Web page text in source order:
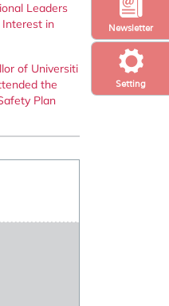
Setting
Newsletter
Leaders
in
of Universiti
the
Plan